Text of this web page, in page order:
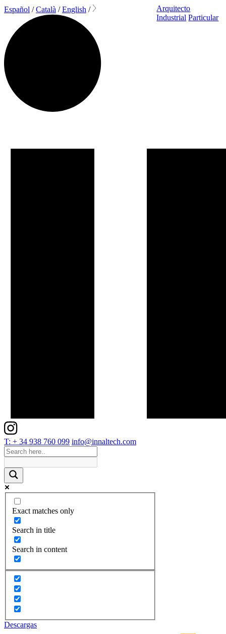
Español /Català /English /
T: + 34 938 760 099 info@innaltech.com
Exact matches only
Search in title
Search in content
Descargas
Arquitecto
Industrial Particular